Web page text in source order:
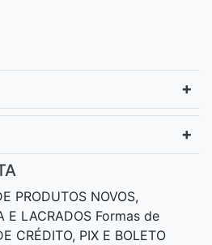
PRODUTOS NOVOS,
E LACRADOS Formas de
CRÉDITO, PIX E BOLETO